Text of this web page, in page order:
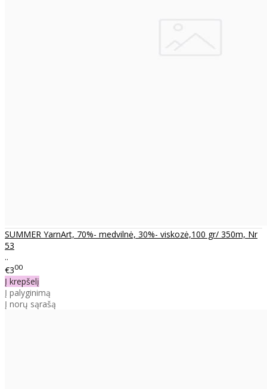
SUMMER YarnArt, 70%- medvilnė, 30%- viskozė,100 gr/ 350m, Nr
53
..
€300
Į krepšelį
Į palyginimą
Į norų sąrašą